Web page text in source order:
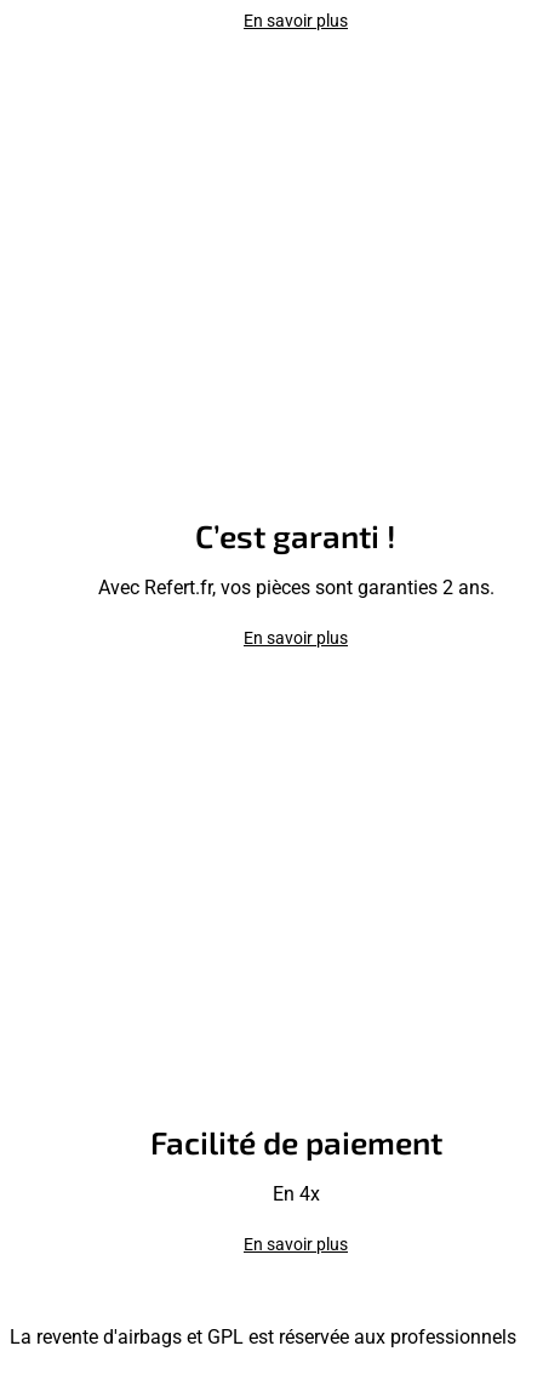
En savoir plus
C’est garanti !
Avec Refert.fr, vos pièces sont garanties 2 ans.
En savoir plus
Facilité de paiement
En 4x
En savoir plus
La revente d'airbags et GPL est réservée aux professionnels